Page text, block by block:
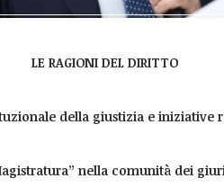
LE RAGIONI DEL DIRITTO
della giustizia e iniziative
nella comunità dei